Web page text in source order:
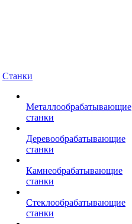
Станки
Металлообрабатывающие
станки
Деревообрабатывающие
станки
Камнеобрабатывающие
станки
Стеклообрабатывающие
станки